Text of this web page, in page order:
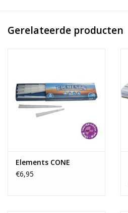
Materiaal: Plastic
Gerelateerde producten
Elements CONE
€6,95